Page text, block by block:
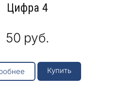
Цифра 4
50 руб.
Купить